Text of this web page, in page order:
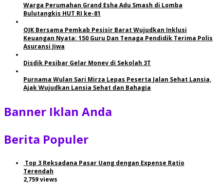
Warga Perumahan Grand Esha Adu Smash di Lomba
Bulutangkis HUT RI ke-81
OJK Bersama Pemkab Pesisir Barat Wujudkan Inklusi
Keuangan Nyata: 150 Guru Dan Tenaga Pendidik Terima Polis
Asuransi Jiwa
Disdik Pesibar Gelar Monev di Sekolah 3T
Purnama Wulan Sari Mirza Lepas Peserta Jalan Sehat Lansia,
Ajak Wujudkan Lansia Sehat dan Bahagia
Banner Iklan Anda
Berita Populer
Top 3 Reksadana Pasar Uang dengan Expense Ratio
Terendah
2,759 views